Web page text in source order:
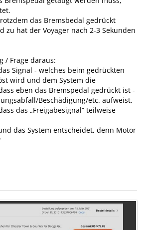
das Bremsbedal gedrückt
zu hat der Voyager nach 2-3 Sekunden
/ Frage daraus:
Signal - welches beim gedrückten
wird und dem System die
eben das Bremspedal gedrückt ist -
Beschädigung/etc. aufweist,
das „Freigabesignal“ teilweise
das System entscheidet, denn Motor